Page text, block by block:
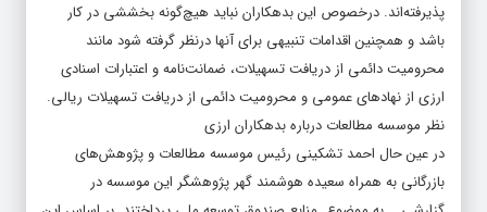
پذیرفته‌اند. درخصوص این بدهکاران نباید هیچ‌گونه بخششی در کار
باشد و همچنین اقدامات تنبیهی برای آنها در‌نظر گرفته شود مانند
محرومیت دائمی از دریافت تسهیلات، ضمانت‌نامه و اعتبارات اسنادی
ارزی از نهادهای عمومی و محرومیت دائمی از دریافت تسهیلات ریالی.
نظر موسسه مطالعات درباره بدهکاران ارزی
در عین حال احمد تشکینی رئیس موسسه مطالعات و پژوهش‌های
بازرگانی به همراه سعیده هوشمند گهر پژوهشگر این موسسه در